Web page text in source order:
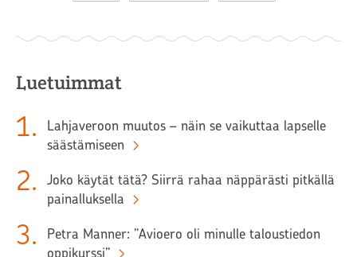
Luetuimmat
1.
Lahjaveroon muutos – näin se vaikuttaa lapselle
säästämiseen
2.
Joko käytät tätä? Siirrä rahaa näppärästi pitkällä
painalluksella
3.
Petra Manner: ”Avioero oli minulle taloustiedon
oppikurssi”